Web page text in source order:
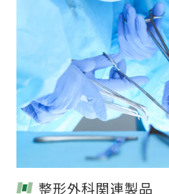
整形外科関連製品